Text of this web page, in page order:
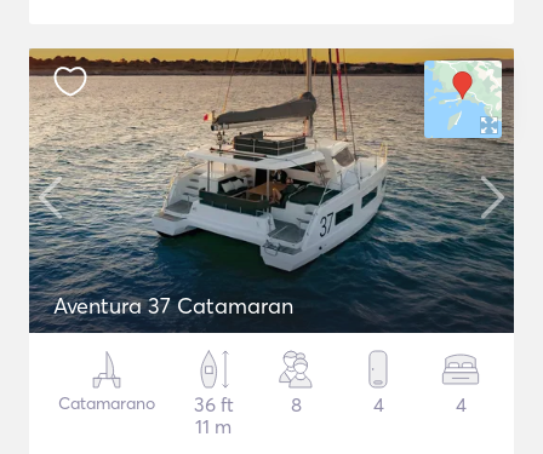
Aventura 37 Catamaran
Catamarano
36 ft
11 m
8 4 4